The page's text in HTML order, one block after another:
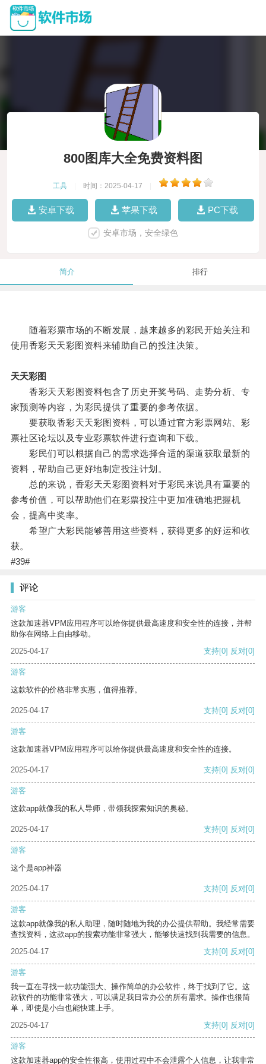
800图库大全免费资料图
工具 时间：2025-04-17
安卓下载 苹果下载 PC下载
安卓市场，安全绿色
简介 排行
随着彩票市场的不断发展，越来越多的彩民开始关注和
使用香彩天天彩图资料来辅助自己的投注决策。
天天彩图
香彩天天彩图资料包含了历史开奖号码、走势分析、专
家预测等内容，为彩民提供了重要的参考依据。
要获取香彩天天彩图资料，可以通过官方彩票网站、彩
票社区论坛以及专业彩票软件进行查询和下载。
彩民们可以根据自己的需求选择合适的渠道获取最新的
资料，帮助自己更好地制定投注计划。
总的来说，香彩天天彩图资料对于彩民来说具有重要的
参考价值，可以帮助他们在彩票投注中更加准确地把握机
会，提高中奖率。
希望广大彩民能够善用这些资料，获得更多的好运和收
获。
#39#
评论
游客
这款加速器VPM应用程序可以给你提供最高速度和安全性的连接，并帮
助你在网络上自由移动。
2025-04-17
支持[0] 反对[0]
游客
这款软件的价格非常实惠，值得推荐。
2025-04-17 支持[0] 反对[0]
游客
这款加速器VPM应用程序可以给你提供最高速度和安全性的连接。
2025-04-17 支持[0] 反对[0]
游客
这款app就像我的私人导师，带领我探索知识的奥秘。
2025-04-17 支持[0] 反对[0]
游客
这个是app神器
2025-04-17 支持[0] 反对[0]
游客
这款app就像我的私人助理，随时随地为我的办公提供帮助。我经常需要
查找资料，这款app的搜索功能非常强大，能够快速找到我需要的信息。
2025-04-17
支持[0] 反对[0]
游客
我一直在寻找一款功能强大、操作简单的办公软件，终于找到了它。这
款软件的功能非常强大，可以满足我日常办公的所有需求。操作也很简
单，即使是小白也能快速上手。
2025-04-17
支持[0] 反对[0]
游客
这款加速器app的安全性很高，使用过程中不会泄露个人信息，让我非常